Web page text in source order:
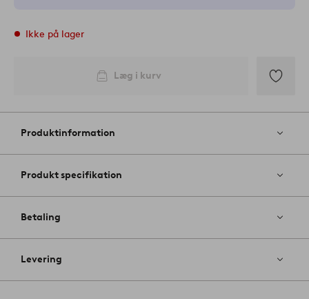
Ikke på lager
Læg i kurv
til
Produktinformation
Produkt specifikation
Betaling
Levering